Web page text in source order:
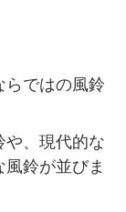
らではの風鈴
や、現代的な
鈴が並びま